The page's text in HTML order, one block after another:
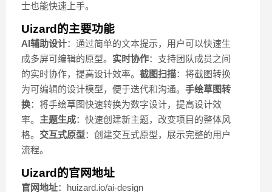
士也能快速上手。
Uizard的主要功能
AI辅助设计：通过简单的文本提示，用户可以快速生
成多屏可编辑的原型。 实时协作：支持团队成员之间
的实时协作，提高设计效率。 截图扫描：将截图转换
为可编辑的设计模型，便于迭代和沟通。 手绘草图转
换：将手绘草图快速转换为数字设计，提高设计效
率。 主题生成：快速创建新主题，改变项目的整体风
格。 交互式原型：创建交互式原型，展示完整的用户
流程。
Uizard的官网地址
官网地址：huizard.io/ai-design